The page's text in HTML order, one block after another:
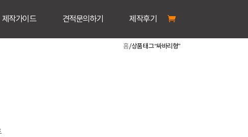
제작가이드 견적문의하기 제작후기
홈/ 상품 태그 “싸바리형”